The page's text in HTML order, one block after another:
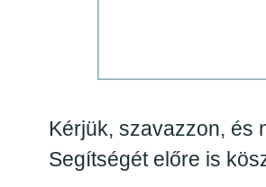
Kérjük, szavazzon, és
Segítségét előre is